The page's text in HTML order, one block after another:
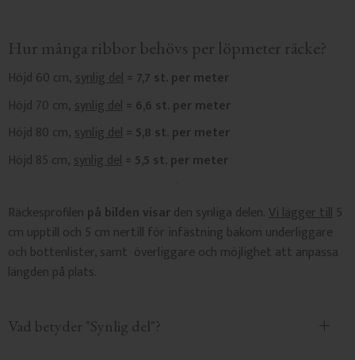
Hur många ribbor behövs per löpmeter räcke?
Höjd 60 cm,synlig del= 7,7 st. per meter
Höjd 70 cm,synlig del= 6,6 st. per meter
Höjd 80 cm,synlig del= 5,8 st. per meter
Höjd 85 cm,synlig del= 5,5 st. per meter
Räckesprofilen på bilden visarden synliga delen.Vi lägger till 5
cm upptill och 5 cm nertill för infästning bakom underliggare
och bottenlister, samt överliggare och möjlighet att anpassa
längden på plats.
Vad betyder "Synlig del"?